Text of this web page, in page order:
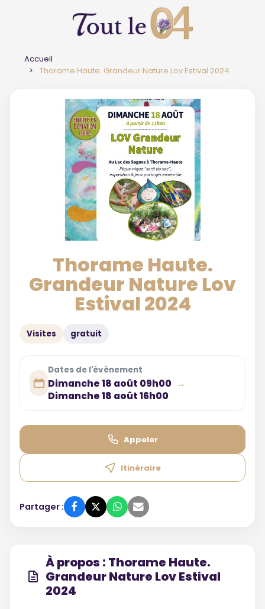
Accueil
Thorame Haute. Grandeur Nature Lov Estival 2024
Thorame Haute.
Grandeur Nature Lov
Estival 2024
Visites gratuit
Dates de l'événement
Dimanche 18 août 09h00 →
Dimanche 18 août 16h00
Appeler
Itinéraire
Partager :
À propos : Thorame Haute.
Grandeur Nature Lov Estival
2024